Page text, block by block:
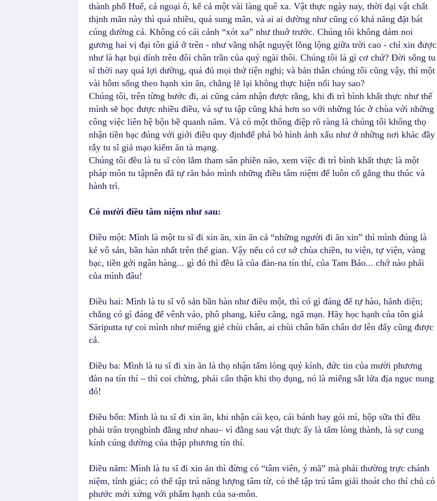
thành phố Huế, cả ngoại ô, kể cả một vài làng quê xa. Vật thực ngày nay, thời đại vật chất
thịnh mãn này thì quá nhiều, quá sung mãn, và ai ai dường như cũng có khả năng đặt bát
cúng dường cả. Không có cái cảnh “xót xa” như thuở trước. Chúng tôi không dám noi
gương hai vị đại tôn giả ở trên - như vầng nhật nguyệt lồng lộng giữa trời cao - chỉ xin được
như là hạt bụi dính trên đôi chân trần của quý ngài thôi. Chúng tôi là gì cơ chứ? Đời sống tu
sĩ thời nay quá lợi dưỡng, quá đủ mọi thứ tiện nghi; và bản thân chúng tôi cũng vậy, thì một
vài hôm sống theo hạnh xin ăn, chẳng lẽ lại không thực hiện nổi hay sao?
Chúng tôi, trên từng bước đi, ai cũng cảm nhận được rằng, khi đi trì bình khất thực như thế
mình sẽ học được nhiều điều, và sự tu tập cũng khá hơn so với những lúc ở chùa với những
công việc liên hệ bộn bề quanh năm. Và có một thông điệp rõ ràng là chúng tôi không thọ
nhận tiền bạc đúng với giới điều quy địnhđể phá bỏ hình ảnh xấu như ở những nơi khác đầy
rẫy tu sĩ giả mạo kiếm ăn tà mạng.
Chúng tôi đều là tu sĩ còn lắm tham sân phiền não, xem việc đi trì bình khất thực là một
pháp môn tu tậpnên đã tự răn bảo mình những điều tâm niệm để luôn cố gắng thu thúc và
hành trì.
Có mười điều tâm niệm như sau:
Điều một: Mình là một tu sĩ đi xin ăn, xin ăn cả “những người đi ăn xin” thì mình đúng là
kẻ vô sản, bần hàn nhất trên thế gian. Vậy nếu có cơ sở chùa chiền, tu viện, tự viện, vàng
bạc, tiền gởi ngân hàng... gì đó thì đều là của đàn-na tín thí, của Tam Bảo... chớ nào phải
của mình đâu!
Điều hai: Mình là tu sĩ vô sản bần hàn như điều một, thì có gì đáng để tự hào, hãnh diện;
chẳng có gì đáng để vênh váo, phô phang, kiêu căng, ngã mạn. Hãy học hạnh của tôn giả
Sāriputta tự coi mình như miếng giẻ chùi chân, ai chùi chân bẩn chân dơ lên đấy cũng được
cả.
Điều ba: Mình là tu sĩ đi xin ăn là thọ nhận tấm lòng quý kính, đức tin của mười phương
đàn na tín thí – thì coi chừng, phải cẩn thận khi thọ dụng, nó là miếng sắt lửa địa ngục nung
đỏ!
Điều bốn: Mình là tu sĩ đi xin ăn, khi nhận cái kẹo, cái bánh hay gói mì, hộp sữa thì đều
phải trân trọngbình đẳng như nhau– vì đằng sau vật thực ấy là tấm lòng thành, là sự cung
kính cúng dường của thập phương tín thí.
Điều năm: Mình là tu sĩ đi xin ăn thì đừng có “tâm viên, ý mã” mà phải thường trực chánh
niệm, tỉnh giác; có thể tập trú năng lượng tâm từ, có thể tập trú tâm giải thoát cho thí chủ có
phước mới xứng với phẩm hạnh của sa-môn.